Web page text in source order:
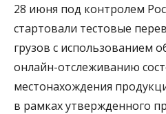
28 июня под контролем
стартовали тестовые
грузов с использованием
онлайн-отслеживанию
местонахождения
в рамках утвержденного